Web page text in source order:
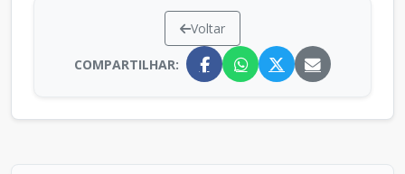
Voltar
COMPARTILHAR: